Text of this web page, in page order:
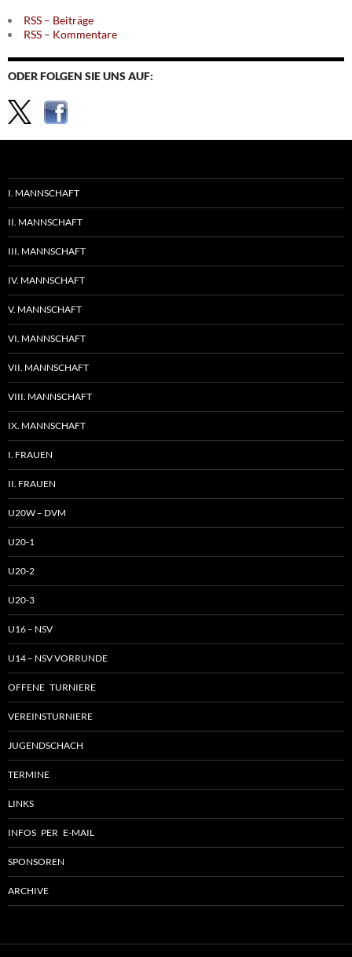
RSS – Beiträge
RSS – Kommentare
ODER FOLGEN SIE UNS AUF:
I. MANNSCHAFT
II. MANNSCHAFT
III. MANNSCHAFT
IV. MANNSCHAFT
V. MANNSCHAFT
VI. MANNSCHAFT
VII. MANNSCHAFT
VIII. MANNSCHAFT
IX. MANNSCHAFT
I. FRAUEN
II. FRAUEN
U20W – DVM
U20-1
U20-2
U20-3
U16 – NSV
U14 – NSV VORRUNDE
OFFENE TURNIERE
VEREINSTURNIERE
JUGENDSCHACH
TERMINE
LINKS
INFOS PER E-MAIL
SPONSOREN
ARCHIVE